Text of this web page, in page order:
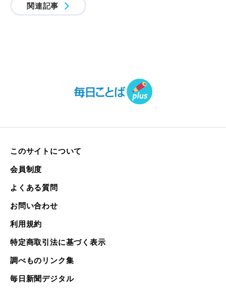
関連記事
このサイトについて
会員制度
よくある質問
お問い合わせ
利用規約
特定商取引法に基づく表示
調べものリンク集
毎日新聞デジタル